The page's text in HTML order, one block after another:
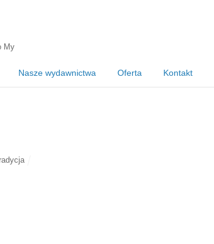
My
Nasze wydawnictwa Oferta Kontakt